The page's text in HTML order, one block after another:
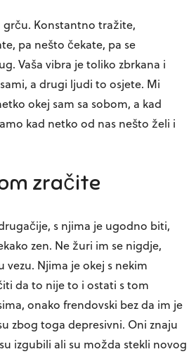
Konstantno tražite,
pa nešto čekate, pa se
Vaša vibra je toliko zbrkana i
a drugi ljudi to osjete. Mi
okej sam sa sobom, a kad
kad netko od nas nešto želi i
zračite
s njima je ugodno biti,
zen. Ne žuri im se nigdje,
Njima je okej s nekim
da to nije to i ostati s tom
onako frendovski bez da im je
zbog toga depresivni. Oni znaju
izgubili ali su možda stekli novog